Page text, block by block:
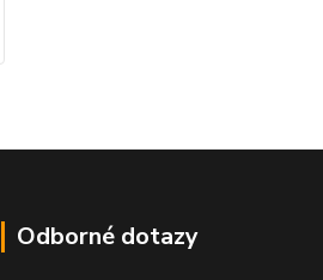
Odborné dotazy